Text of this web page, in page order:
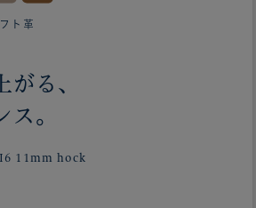
ト革
がる、
ス。
11mm hock